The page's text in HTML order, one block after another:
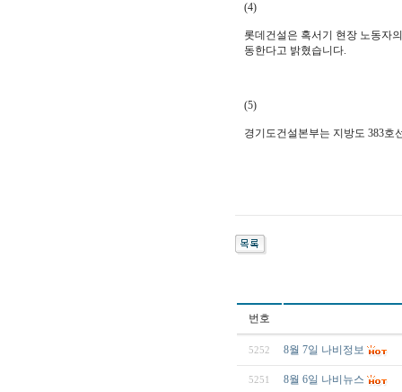
(4)
롯데건설은 혹서기 현장 노동자
동한다고 밝혔습니다.
(5)
경기도건설본부는 지방도 383호
번호
5252 8월 7일 나비정보
5251 8월 6일 나비뉴스